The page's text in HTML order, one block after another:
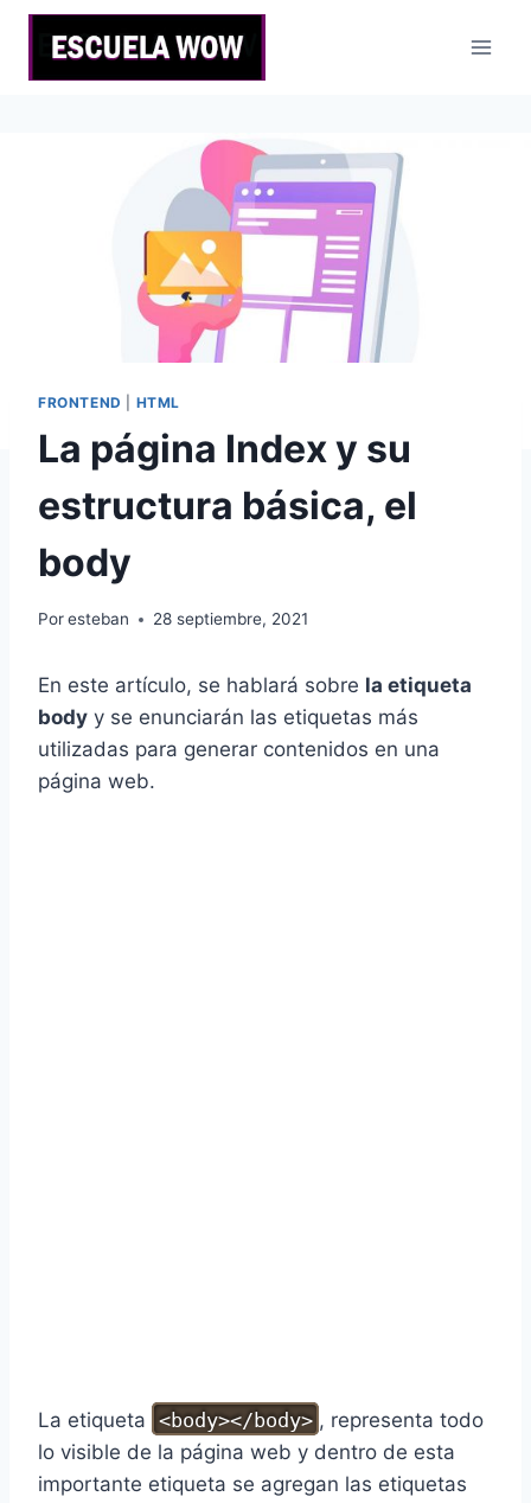
Saltar
contenido
FRONTEND HTML
La página Index y su
estructura básica, el
body
Poresteban 28 septiembre, 2021
En este artículo, se hablará sobre la etiqueta
body y se enunciarán las etiquetas más
utilizadas para generar contenidos en una
página web.
La etiqueta <body></body> , representa todo
lo visible de la página web y dentro de esta
importante etiqueta se agregan las etiquetas